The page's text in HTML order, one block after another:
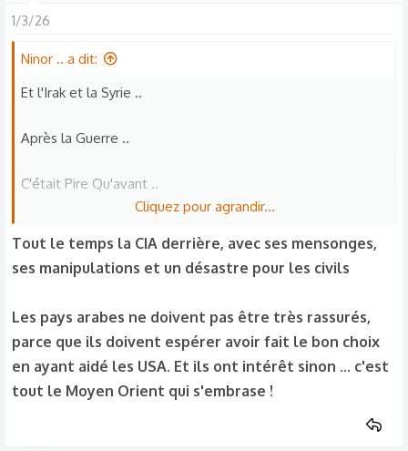
1/3/26
Ninor .. a dit:
Et l'Irak et la Syrie ..
Après la Guerre ..
C'était Pire Qu'avant ..
Guerre Civile et exactions ..
Et Terrain Libre Pour les Talibans ..
Cliquez pour agrandir...
Tout le temps la CIA derrière, avec ses mensonges,
ses manipulations et un désastre pour les civils
Les pays arabes ne doivent pas être très rassurés,
parce que ils doivent espérer avoir fait le bon choix
en ayant aidé les USA. Et ils ont intérêt sinon ... c'est
tout le Moyen Orient qui s'embrase !